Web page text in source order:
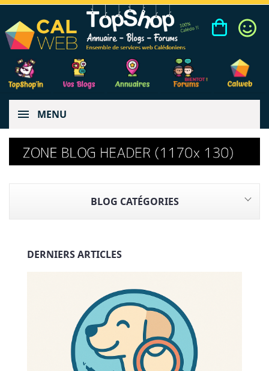
MENU
BLOG CATÉGORIES
DERNIERS ARTICLES